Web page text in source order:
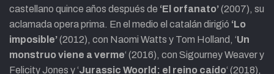
castellano quince años después de ‘El orfanato’(2007), su
aclamada opera prima. En el medio el catalán dirigió ‘Lo
imposible’(2012), con Naomi Watts y Tom Holland, ‘Un
monstruo viene a verme‘ (2016), con Sigourney Weaver y
Felicity Jones y ‘Jurassic Woorld: el reino caído‘ (2018),